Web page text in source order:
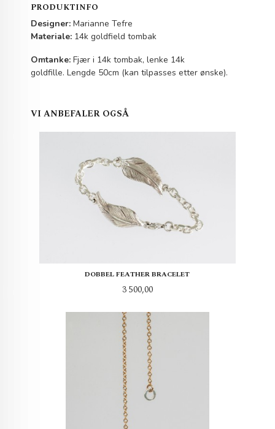
PRODUKTINFO
Designer: Marianne Tefre
Materiale: 14k goldfield tombak
Omtanke:Fjær i 14k tombak, lenke 14k
goldfille. Lengde 50cm (kan tilpasses etter ønske).
VI ANBEFALER OGSÅ
DOBBEL FEATHER BRACELET
Pris
3 500,00